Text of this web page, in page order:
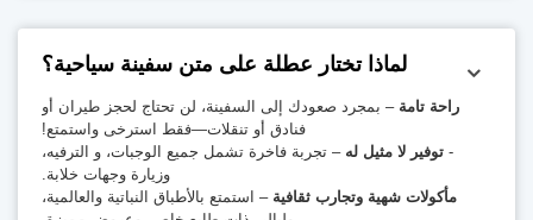
لماذا تختار عطلة على متن سفينة سياحية؟
راحة تامة– بمجرد صعودك إلى السفينة، لن تحتاج لحجز طيران أو
فنادق أو تنقلات—فقط استرخى واستمتع!
توفير لا مثيل له– تجربة فاخرة تشمل جميع الوجبات، و الترفيه،
وزيارة وجهات خلابة.
مأكولات شهية وتجارب ثقافية– استمتع بالأطباق النباتية والعالمية،